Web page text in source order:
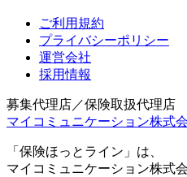
ご利用規約
プライバシーポリシー
運営会社
採用情報
募集代理店／保険取扱代理店
マイコミュニケーション株式
「保険ほっとライン」は、
マイコミュニケーション株式